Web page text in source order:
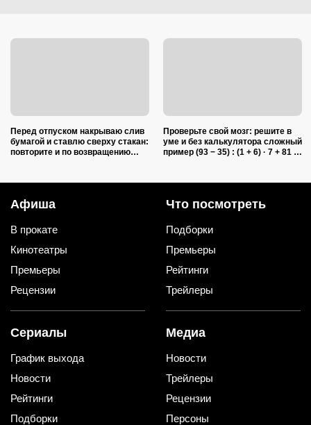
Перед отпуском накрываю слив
бумагой и ставлю сверху стакан:
повторите и по возвращению
Проверьте свой мозг: решите в
уме и без калькулятора сложный
пример (93 − 35) : (1 + 6) · 7 + 81 :
Афиша
В прокате
Кинотеатры
Премьеры
Рецензии
Что посмотреть
Подборки
Премьеры
Рейтинги
Трейлеры
Сериалы
График выхода
Новости
Рейтинги
Подборки
Медиа
Новости
Трейлеры
Рецензии
Персоны